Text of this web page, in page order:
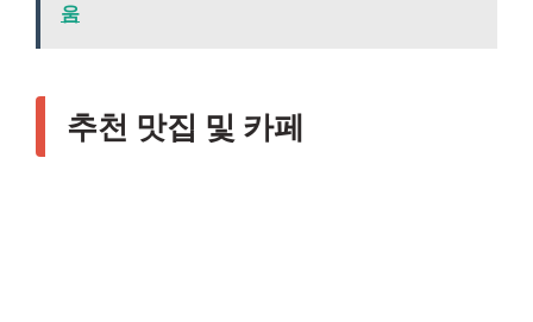
움
추천 맛집 및 카페